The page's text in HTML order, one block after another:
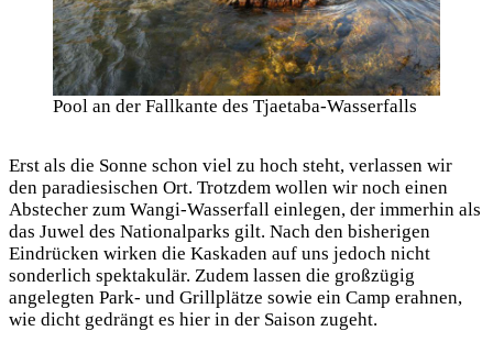
Pool an der Fallkante des Tjaetaba-Wasserfalls
Erst als die Sonne schon viel zu hoch steht, verlassen wir
den paradiesischen Ort. Trotzdem wollen wir noch einen
Abstecher zum Wangi-Wasserfall einlegen, der immerhin als
das Juwel des Nationalparks gilt. Nach den bisherigen
Eindrücken wirken die Kaskaden auf uns jedoch nicht
sonderlich spektakulär. Zudem lassen die großzügig
angelegten Park- und Grillplätze sowie ein Camp erahnen,
wie dicht gedrängt es hier in der Saison zugeht.